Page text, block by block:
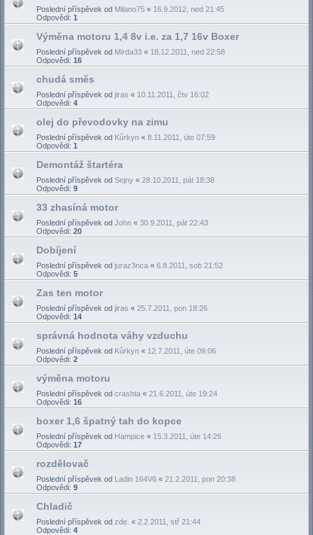
Poslední příspěvek od Milano75 « 16.9.2012, ned 21:45
Odpovědi: 1
Výměna motoru 1,4 8v i.e. za 1,7 16v Boxer
Poslední příspěvek od Mirda33 « 18.12.2011, ned 22:58
Odpovědi: 16
chudá směs
Poslední příspěvek od jiras « 10.11.2011, čtv 16:02
Odpovědi: 4
olej do převodovky na zimu
Poslední příspěvek od Kůrkyn « 8.11.2011, úte 07:59
Odpovědi: 1
Demontáž štartéra
Poslední příspěvek od Sejny « 28.10.2011, pát 18:38
Odpovědi: 9
33 zhasíná motor
Poslední příspěvek od John « 30.9.2011, pát 22:43
Odpovědi: 20
Dobíjení
Poslední příspěvek od juraz3nca « 6.8.2011, sob 21:52
Odpovědi: 5
Zas ten motor
Poslední příspěvek od jiras « 25.7.2011, pon 18:26
Odpovědi: 14
správná hodnota váhy vzduchu
Poslední příspěvek od Kůrkyn « 12.7.2011, úte 09:06
Odpovědi: 2
výměna motoru
Poslední příspěvek od crashta « 21.6.2011, úte 19:24
Odpovědi: 16
boxer 1,6 špatný tah do kopce
Poslední příspěvek od Hampice « 15.3.2011, úte 14:26
Odpovědi: 17
rozdělovač
Poslední příspěvek od Ladin 164V6 « 21.2.2011, pon 20:38
Odpovědi: 9
Chladič
Poslední příspěvek od zde. « 2.2.2011, stř 21:44
Odpovědi: 4